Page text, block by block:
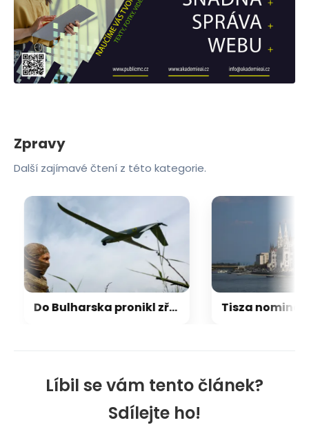
Líbil se vám tento článek?
Sdílejte ho!
Zpravy
Další zajímavé čtení z této kategorie.
Do Bulharska pronikl zřejmě ukrajinský dron, explodoval kilometr od plynovodu